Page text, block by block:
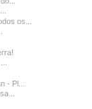
os...
- Pl...